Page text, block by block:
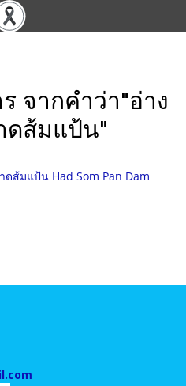
จากคำว่า"อ่าง
ดส้มแป้น"
ดส้มแป้น Had Som Pan Dam